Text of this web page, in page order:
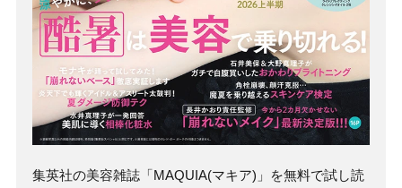
集英社の美容雑誌「MAQUIA(マキア)」を無料で試し読